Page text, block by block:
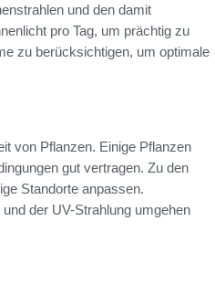
und den damit
pro Tag, um prächtig zu
zu berücksichtigen, um optimale
von Pflanzen. Einige Pflanzen
gut vertragen. Zu den
Standorte anpassen.
der UV-Strahlung umgehen